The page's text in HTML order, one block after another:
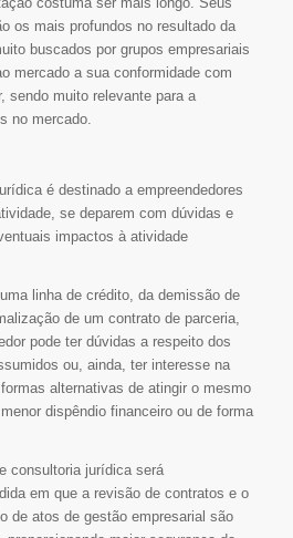
os mais profundos no resultado da
buscados por grupos empresariais
mercado a sua conformidade com
sendo muito relevante para a
no mercado.
é destinado a empreendedores
se deparem com dúvidas e
impactos à atividade
linha de crédito, da demissão de
de um contrato de parceria,
pode ter dúvidas a respeito dos
ou, ainda, ter interesse na
alternativas de atingir o mesmo
dispêndio financeiro ou de forma
consultoria jurídica será
em que a revisão de contratos e o
de atos de gestão empresarial são